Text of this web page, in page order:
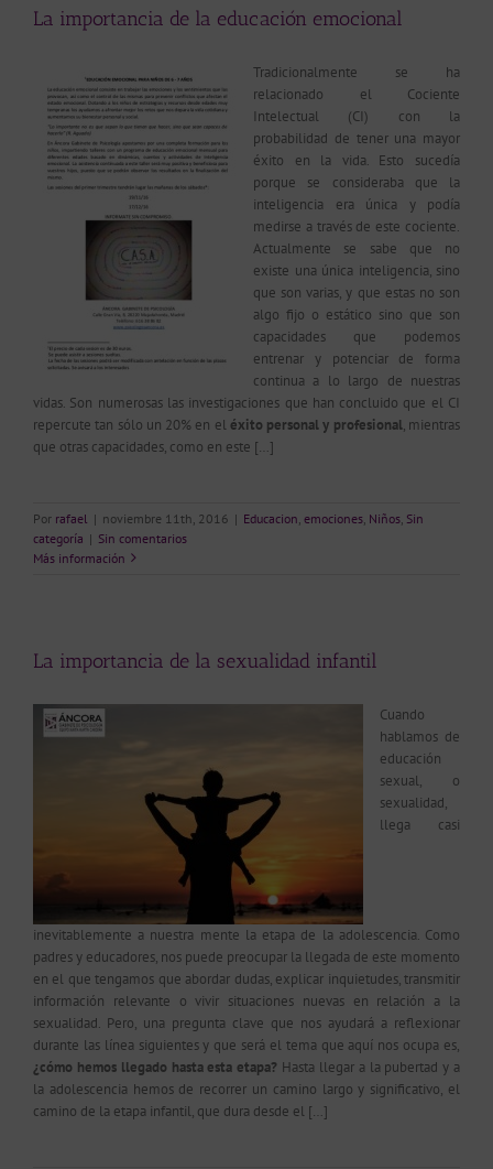
La importancia de la educación emocional
Tradicionalmente se ha
relacionado el Cociente
Intelectual (CI) con la
probabilidad de tener una mayor
éxito en la vida. Esto sucedía
porque se consideraba que la
inteligencia era única y podía
medirse a través de este cociente.
Actualmente se sabe que no
existe una única inteligencia, sino
que son varias, y que estas no son
algo fijo o estático sino que son
capacidades que podemos
entrenar y potenciar de forma
continua a lo largo de nuestras
vidas. Son numerosas las investigaciones que han concluido que el CI
repercute tan sólo un 20% en el éxito personal y profesional, mientras
que otras capacidades, como en este […]
Por rafael | noviembre 11th, 2016 | Educacion emociones Niños Sin
categoría | Sin comentarios
Más información
La importancia de la sexualidad infantil
Cuando
hablamos de
educación
sexual, o
sexualidad,
llega casi
inevitablemente a nuestra mente la etapa de la adolescencia. Como
padres y educadores, nos puede preocupar la llegada de este momento
en el que tengamos que abordar dudas, explicar inquietudes, transmitir
información relevante o vivir situaciones nuevas en relación a la
sexualidad. Pero, una pregunta clave que nos ayudará a reflexionar
durante las línea siguientes y que será el tema que aquí nos ocupa es,
¿cómo hemos llegado hasta esta etapa? Hasta llegar a la pubertad y a
la adolescencia hemos de recorrer un camino largo y significativo, el
camino de la etapa infantil, que dura desde el […]